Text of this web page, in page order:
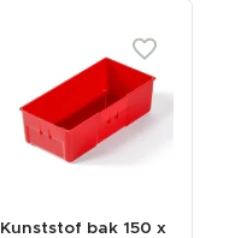
Kunststof bak 150 x